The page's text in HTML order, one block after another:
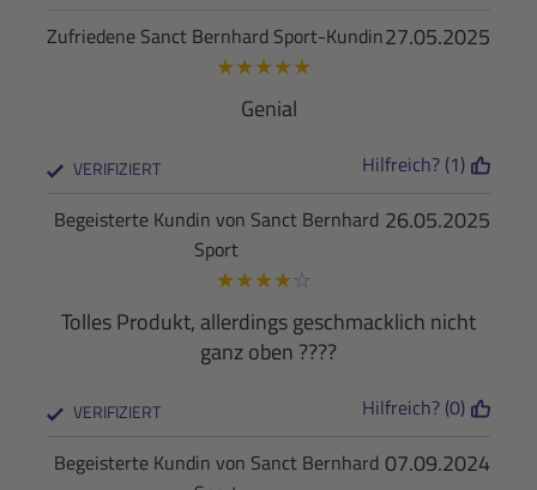
27.05.2025
Zufriedene Sanct Bernhard Sport-Kundin
★★★★★
Genial
VERIFIZIERT Hilfreich? (1)
26.05.2025
Begeisterte Kundin von Sanct Bernhard
Sport
★★★★☆
Tolles Produkt, allerdings geschmacklich nicht
ganz oben ????
VERIFIZIERT Hilfreich? (0)
07.09.2024
Begeisterte Kundin von Sanct Bernhard